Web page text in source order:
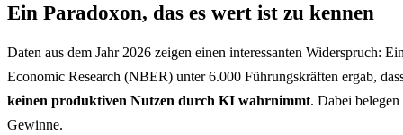
Ein Paradoxon, das es wert ist zu kennen
Daten aus dem Jahr 2026 zeigen einen interessanten Widerspruch:
Economic Research (NBER) unter 6.000 Führungskräften ergab,
keinen produktiven Nutzen durch KI wahrnimmt. Dabei
Gewinne.